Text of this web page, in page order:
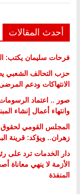
أحدث المقالات
فرحات سليمان يكتب:
حزب التحالف الشعبي
الانتهاكات ودعم
صور .. اعتماد الرسومات
وانتهاء أعمال إنشاء
المجلس القومي لحقوق
زهران.. ويؤكد: قرينة
دار الخدمات ترد على
الأزمة لا ينهي
المنفذة